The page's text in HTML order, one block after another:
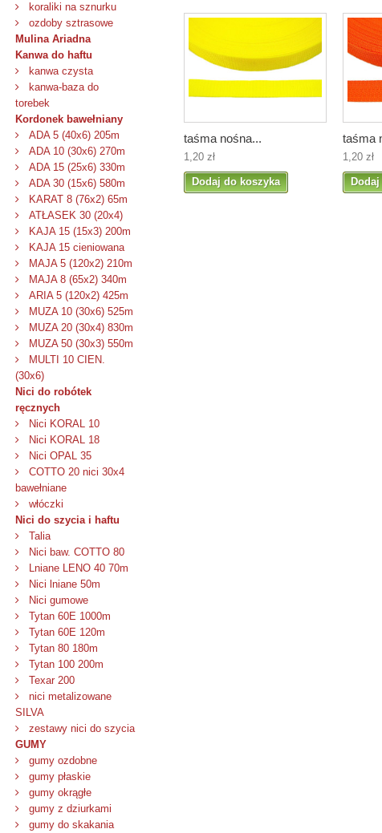
koraliki na sznurku
ozdoby sztrasowe
Mulina Ariadna
Kanwa do haftu
kanwa czysta
kanwa-baza do
torebek
Kordonek bawełniany
ADA 5 (40x6) 205m
ADA 10 (30x6) 270m
ADA 15 (25x6) 330m
ADA 30 (15x6) 580m
KARAT 8 (76x2) 65m
ATŁASEK 30 (20x4)
KAJA 15 (15x3) 200m
KAJA 15 cieniowana
MAJA 5 (120x2) 210m
MAJA 8 (65x2) 340m
ARIA 5 (120x2) 425m
MUZA 10 (30x6) 525m
MUZA 20 (30x4) 830m
MUZA 50 (30x3) 550m
MULTI 10 CIEN.
(30x6)
Nici do robótek
ręcznych
Nici KORAL 10
Nici KORAL 18
Nici OPAL 35
COTTO 20 nici 30x4
bawełniane
włóczki
Nici do szycia i haftu
Talia
Nici baw. COTTO 80
Lniane LENO 40 70m
Nici lniane 50m
Nici gumowe
Tytan 60E 1000m
Tytan 60E 120m
Tytan 80 180m
Tytan 100 200m
Texar 200
nici metalizowane
SILVA
zestawy nici do szycia
GUMY
gumy ozdobne
gumy płaskie
gumy okrągłe
gumy z dziurkami
gumy do skakania
taśma nośna...
1,20 zł
Dodaj do koszyka
taśma
1,20 zł